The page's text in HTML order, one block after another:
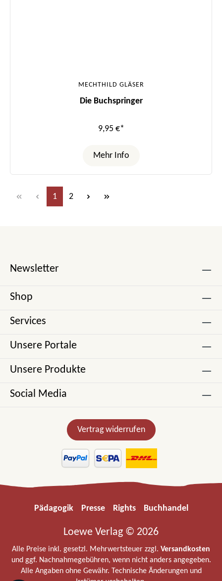
MECHTHILD GLÄSER
Die Buchspringer
9,95 €*
Mehr Info
Seite
1 Seite
2
Newsletter
Shop
Services
Unsere Portale
Unsere Produkte
Social Media
Vertrag widerrufen
Pädagogik Presse Rights Buchhandel
Loewe Verlag © 2026
Alle Preise inkl. gesetzl. Mehrwertsteuer zzgl. Versandkosten
und ggf. Nachnahmegebühren, wenn nicht anders angegeben.
Alle Angaben ohne Gewähr. Technische Änderungen und